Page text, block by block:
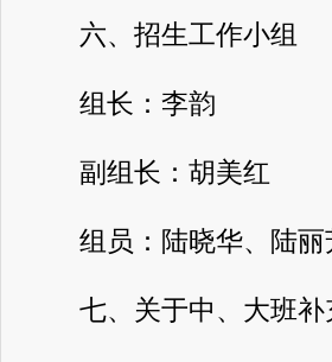
六、招生工作小组
组长：李韵
副组长：胡美红
组员：陆晓华、陆丽
七、关于中、大班补